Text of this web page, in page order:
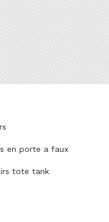
en porte a faux
tote tank